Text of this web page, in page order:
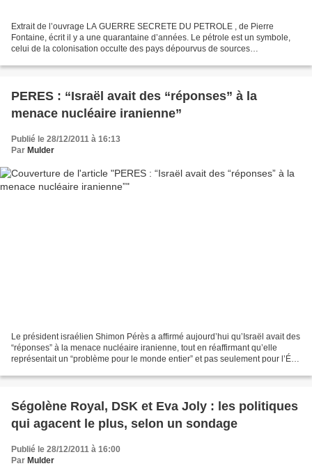
Extrait de l’ouvrage LA GUERRE SECRETE DU PETROLE , de Pierre
Fontaine, écrit il y a une quarantaine d’années. Le pétrole est un symbole,
celui de la colonisation occulte des pays dépourvus de sources
PERES : “Israël avait des “réponses” à la
menace nucléaire iranienne”
Publié le 28/12/2011 à 16:13
Par Mulder
Le président israélien Shimon Pérès a affirmé aujourd’hui qu’Israël avait des
“réponses” à la menace nucléaire iranienne, tout en réaffirmant qu’elle
représentait un “problème pour le monde entier” et pas seulement pour l’État
Ségolène Royal, DSK et Eva Joly : les politiques
qui agacent le plus, selon un sondage
Publié le 28/12/2011 à 16:00
Par Mulder